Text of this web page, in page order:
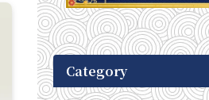
Category